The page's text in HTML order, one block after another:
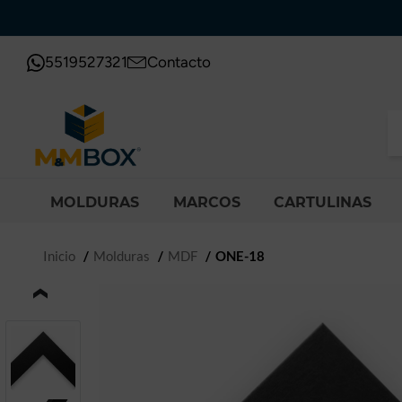
5519527321 Contacto
MOLDURAS MARCOS CARTULINAS
Inicio Molduras MDF ONE-18
‹